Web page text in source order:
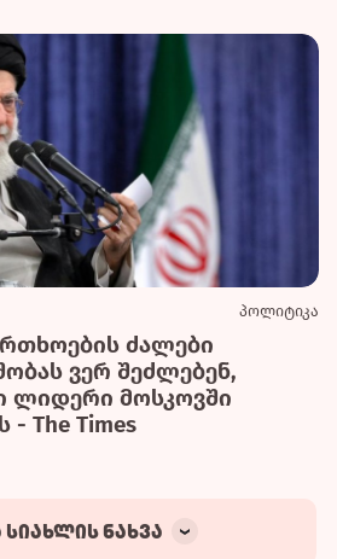
პოლიტიკა
ძალები
ვერ შეძლებენ,
ლიდერი მოსკოვში
- The Times
ნახვა